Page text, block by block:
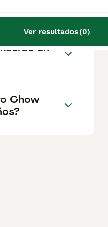
Ver resultados(0)
un
Chow